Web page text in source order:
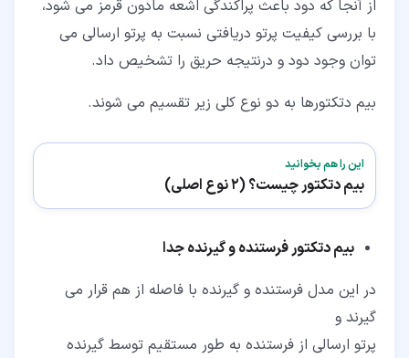
از آنجا که دود باعث پراکندگی اشعه مادون قرمز می شود،
با بررسی کیفیت پرتو دریافتی نسبت به پرتو ارسالی می
توان وجود دود و درنتیجه حریق را تشخیص داد.
بیم دتکتورها به دو نوع کلی زیر تقسیم می شوند.
این را هم بخوانید
بیم دتکتور چیست؟ (2 نوع اصلی)
بیم دتکتور فرستنده و گیرنده جدا
در این مدل فرستنده و گیرنده با فاصله از هم قرار می
گیرند و
پرتو ارسالی از فرستنده به طور مستقیم توسط گیرنده